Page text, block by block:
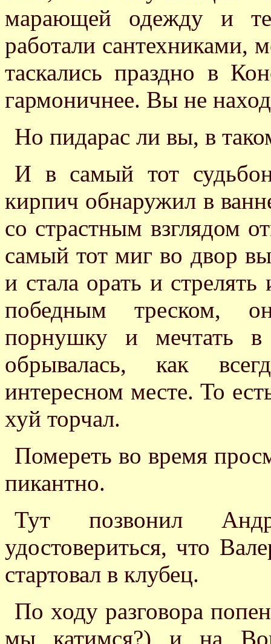
марающей одежду и
работали сантехниками,
таскались праздно в
гармоничнее. Вы не
Но пидарас ли вы, в
И в самый тот
кирпич обнаружил в
со страстным взглядом
самый тот миг во двор
и стала орать и
победным треском,
порнушку и мечтать
обрывалась, как
интересном месте. То
хуй торчал.
Помереть во время
пикантно.
Тут позвонил
удостовериться, что
стартовал в клубец.
По ходу разговора
мы катимся?) и на